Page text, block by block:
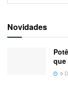
Novidades
que
9